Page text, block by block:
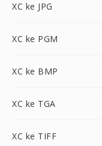
XC ke JPG
XC ke PGM
XC ke BMP
XC ke TGA
XC ke TIFF